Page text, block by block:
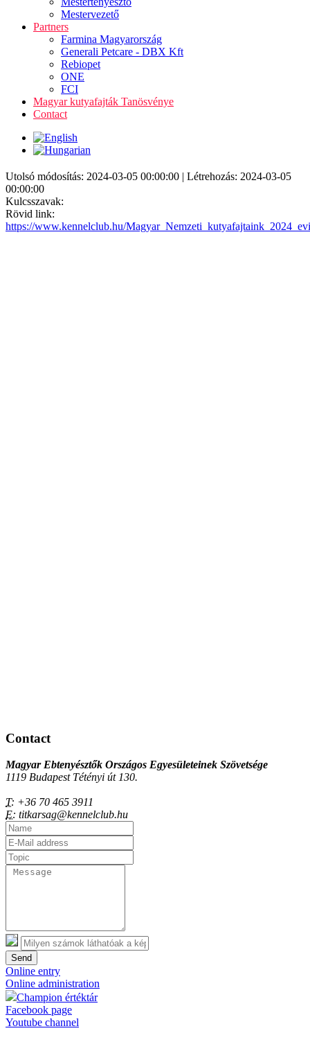
Mestervezető
Partners
Farmina Magyarország
Generali Petcare - DBX Kft
Rebiopet
ONE
FCI
Magyar kutyafajták Tanösvénye
Contact
Utolsó módosítás: 2024-03-05 00:00:00 | Létrehozás: 2024-03-05
00:00:00
Kulcsszavak:
Rövid link:
https://www.kennelclub.hu/
Contact
Magyar Ebtenyésztők Országos Egyesületeinek Szövetsége
1119 Budapest Tétényi út 130.
T: +36 70 465 3911
E: titkarsag@kennelclub.hu
Send
Online entry
Online administration
Champion értéktár
Facebook page
Youtube channel